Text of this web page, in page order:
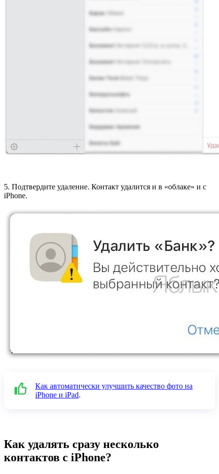
5. Подтвердите удаление. Контакт удалится и в «облаке» и с
iPhone.
Как автоматически улучшить качество фото на
iPhone и iPad.
Как удалять сразу несколько
контактов с iPhone?